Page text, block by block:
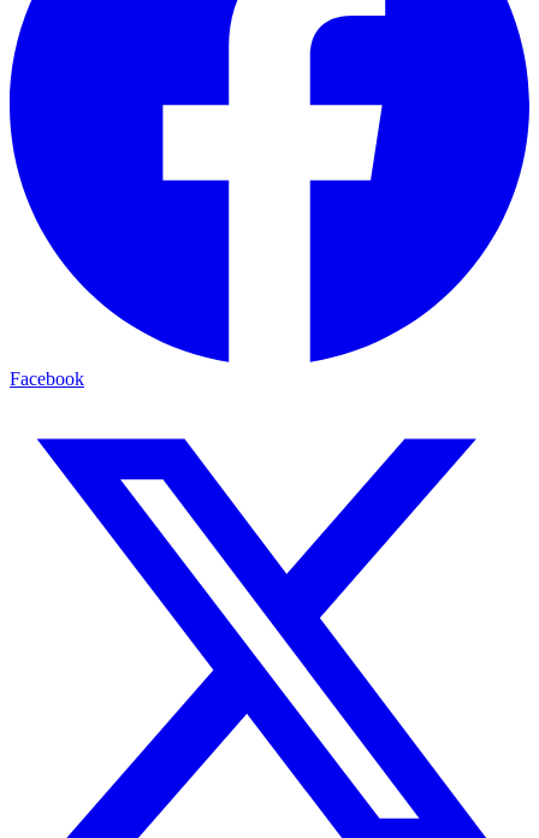
Facebook